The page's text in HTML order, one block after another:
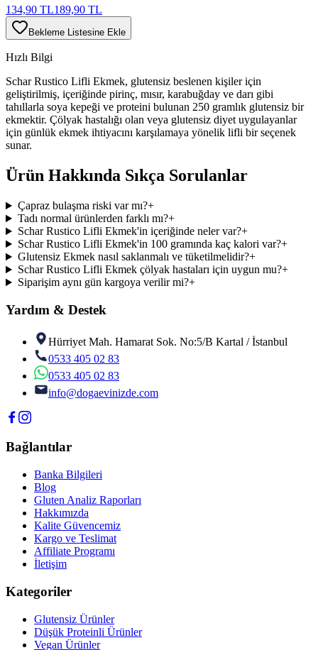
134,90 TL189,90 TL
Bekleme Listesine Ekle
Hızlı Bilgi
Schar Rustico Lifli Ekmek, glutensiz beslenen kişiler için
geliştirilmiş, içeriğinde pirinç, mısır, karabuğday ve darı gibi
tahıllarla soya kepeği ve proteini bulunan 250 gramlık glutensiz bir
ekmektir. Çölyak hastalığı olan veya glutensiz diyet uygulayanlar
için günlük ekmek ihtiyacını karşılamaya yönelik lifli bir seçenek
sunar.
Ürün Hakkında Sıkça Sorulanlar
Çapraz bulaşma riski var mı?+
Tadı normal ürünlerden farklı mı?+
Schar Rustico Lifli Ekmek'in içeriğinde neler var?+
Schar Rustico Lifli Ekmek'in 100 gramında kaç kalori var?+
Glutensiz Ekmek nasıl saklanmalı ve tüketilmelidir?+
Schar Rustico Lifli Ekmek çölyak hastaları için uygun mu?+
Siparişim aynı gün kargoya verilir mi?+
Yardım & Destek
Hürriyet Mah. Hamarat Sok. No:5/B Kartal / İstanbul
0533 405 02 83
0533 405 02 83
info@dogaevinizde.com
Bağlantılar
Banka Bilgileri
Blog
Gluten Analiz Raporları
Hakkımızda
Kalite Güvencemiz
Kargo ve Teslimat
Affiliate Programı
İletişim
Kategoriler
Glutensiz Ürünler
Düşük Proteinli Ürünler
Vegan Ürünler